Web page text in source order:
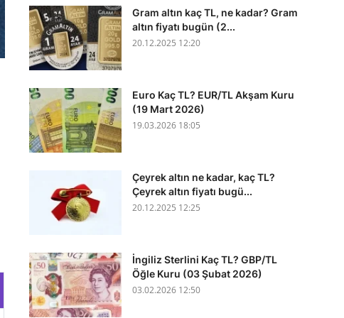
Gram altın kaç TL, ne kadar? Gram
altın fiyatı bugün (2...
20.12.2025 12:20
Euro Kaç TL? EUR/TL Akşam Kuru
(19 Mart 2026)
19.03.2026 18:05
Çeyrek altın ne kadar, kaç TL?
Çeyrek altın fiyatı bugü...
20.12.2025 12:25
İngiliz Sterlini Kaç TL? GBP/TL
Öğle Kuru (03 Şubat 2026)
03.02.2026 12:50